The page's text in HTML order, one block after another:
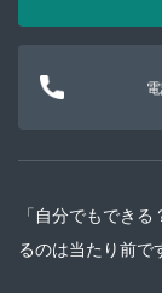
「自分でもでき
るのは当たり前で